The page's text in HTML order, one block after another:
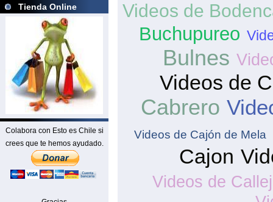
Tienda Online
Colabora con Esto es Chile si
crees que te hemos ayudado.
Videos de
Buchupureo
Bulnes
Videos de
Cabrero
Videos de Cajón de Mela
Cajon
Videos de